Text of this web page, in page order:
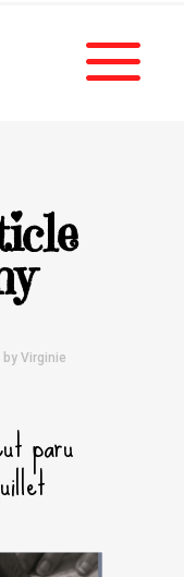
by Virginie
paru